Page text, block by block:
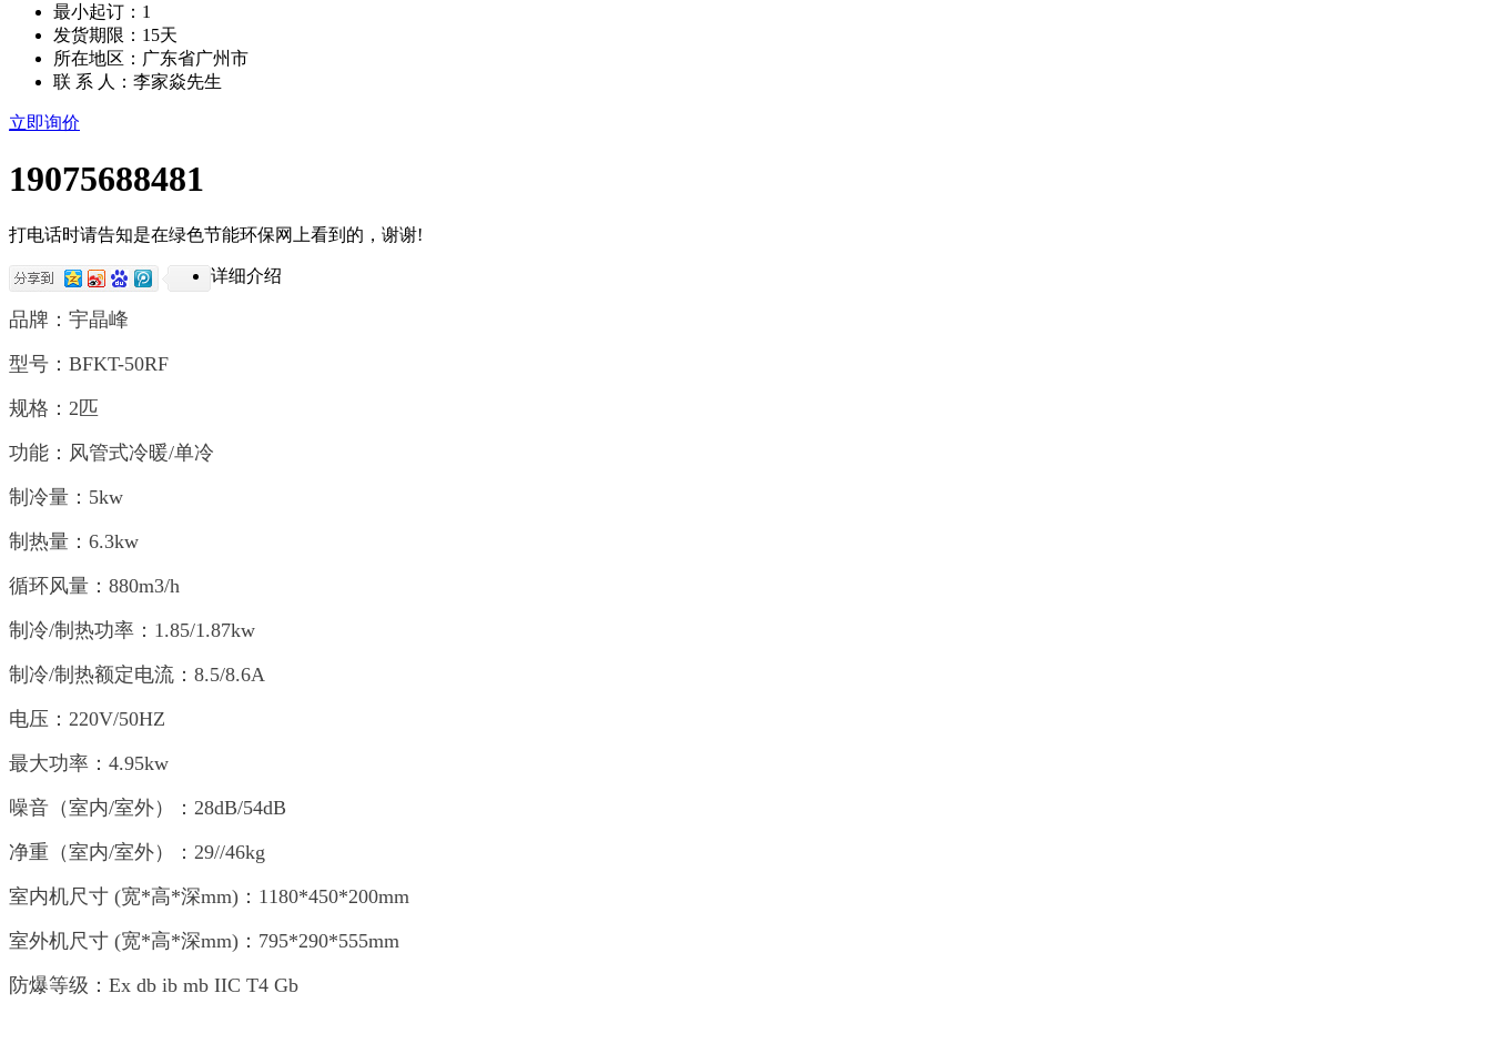
最小起订：1
发货期限：15天
所在地区：广东省广州市
联 系 人：李家焱先生
立即询价
19075688481
打电话时请告知是在绿色节能环保网上看到的，谢谢!
详细介绍
品牌：宇晶峰
型号：BFKT-50RF
规格：2匹
功能：风管式冷暖/单冷
制冷量：5kw
制热量：6.3kw
循环风量：880m3/h
制冷/制热功率：1.85/1.87kw
制冷/制热额定电流：8.5/8.6A
电压：220V/50HZ
最大功率：4.95kw
噪音（室内/室外）：28dB/54dB
净重（室内/室外）：29//46kg
室内机尺寸 (宽*高*深mm)：1180*450*200mm
室外机尺寸 (宽*高*深mm)：795*290*555mm
防爆等级：Ex db ib mb IIC T4 Gb